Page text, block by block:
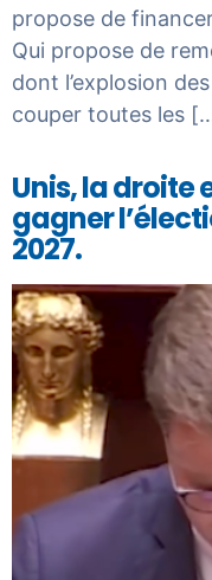
propose de
Qui propose de
dont l’explosion
couper toutes les
Unis, la droite
gagner
2027.